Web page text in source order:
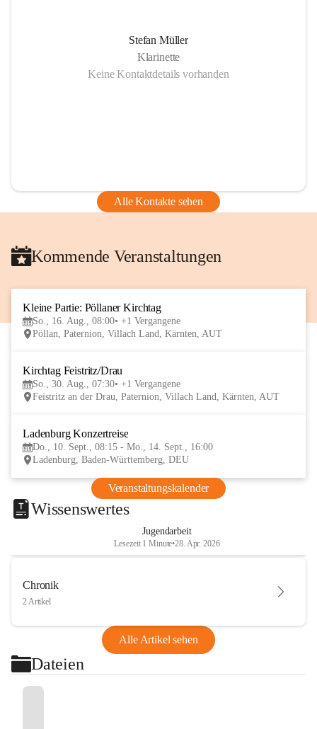
Stefan Müller
Klarinette
Keine Kontaktdetails vorhanden
Alle Kontakte sehen
Kommende Veranstaltungen
Kleine Partie: Pöllaner Kirchtag
So., 16. Aug., 08:00 +1 Vergangene
Pöllan, Paternion, Villach Land, Kärnten, AUT
Kirchtag Feistritz/Drau
So., 30. Aug., 07:30 +1 Vergangene
Feistritz an der Drau, Paternion, Villach Land, Kärnten, AUT
Ladenburg Konzertreise
Do., 10. Sept., 08:15 - Mo., 14. Sept., 16:00
Ladenburg, Baden-Württemberg, DEU
Veranstaltungskalender
Wissenswertes
Jugendarbeit
Lesezeit 1 Minute•28. Apr. 2026
Chronik
2 Artikel
Alle Artikel sehen
Dateien